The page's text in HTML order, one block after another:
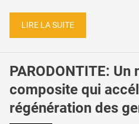
LIRE LA SUITE
PARODONTITE: Un
composite qui
régénération des